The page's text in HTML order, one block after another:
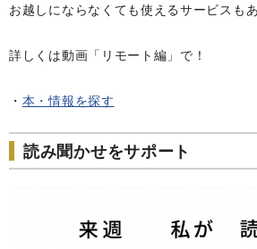
お越しにならなくても使えるサービスもあ
詳しくは動画「リモート編」で！
・ 本・情報を探す
読み聞かせをサポート